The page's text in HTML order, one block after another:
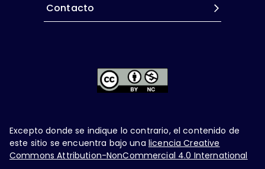
Contacto
Excepto donde se indique lo contrario, el contenido de
este sitio se encuentra bajo una licencia Creative
Commons Attribution-NonCommercial 4.0 International